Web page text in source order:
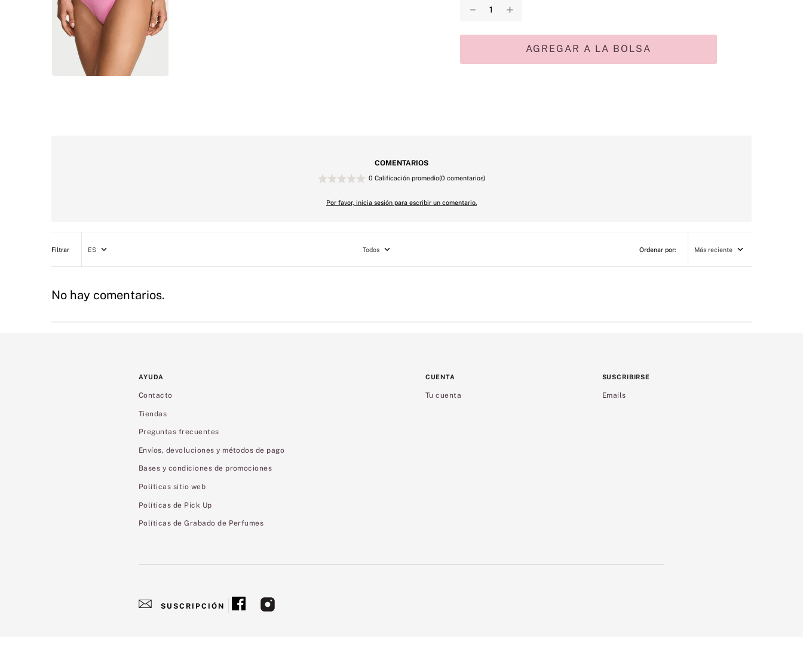
＋
－
AGREGAR A LA BOLSA
COMENTARIOS
0 Calificación promedio(0 comentarios)
Por favor, inicia sesión para escribir un comentario.
Más reciente
Todos
ES
No hay comentarios.
AYUDA
Contacto
Tiendas
Preguntas frecuentes
Envíos, devoluciones y métodos de pago
Bases y condiciones de promociones
Políticas sitio web
Políticas de Pick Up
Políticas de Grabado de Perfumes
CUENTA
Tu cuenta
SUSCRIBIRSE
Emails
SUSCRIPCIÓN